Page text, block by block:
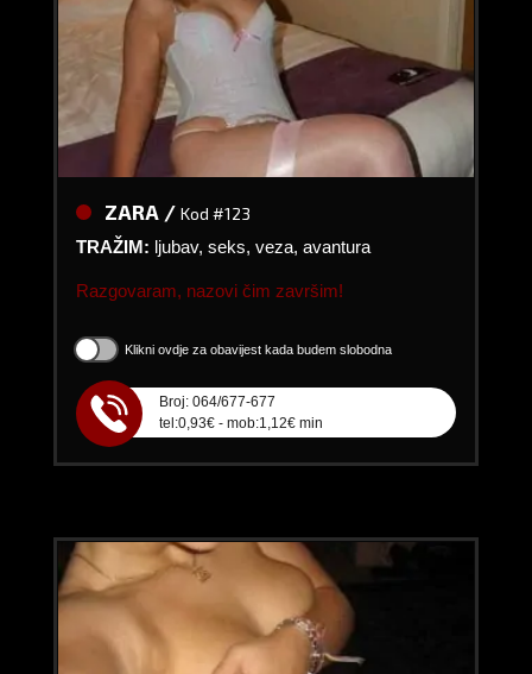
ZARA / Kod #123
TRAŽIM: ljubav, seks, veza, avantura
Razgovaram, nazovi čim završim!
Klikni ovdje za obavijest kada budem slobodna
Broj: 064/677-677
tel:0,93€ - mob:1,12€ min